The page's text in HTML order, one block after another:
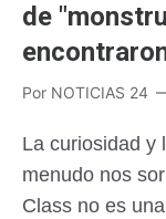
de
Por NOTICIAS 24
La curiosidad y
menudo nos
Class no es